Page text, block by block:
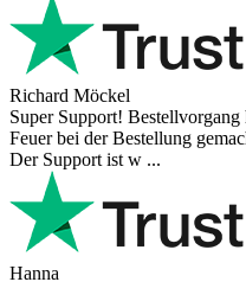
Richard Möckel
Super Support!
Feuer bei der Bestellung
Der Support ist w ...
Hanna